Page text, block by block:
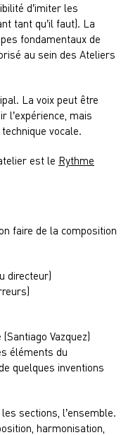
d’imiter les
tant qu’il faut). La
fondamentaux de
au sein des Ateliers
La voix peut être
l’expérience, mais
vocale.
est le Rythme
faire de la composition
directeur)
Vazquez)
éléments du
quelques inventions
sections, l’ensemble.
harmonisation,